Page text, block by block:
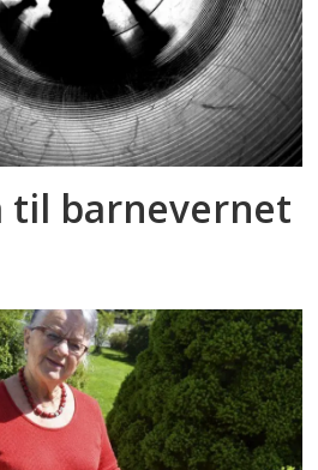
til barnevernet